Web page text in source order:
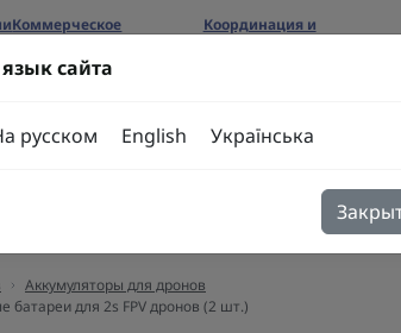
Коммерческое
Координация и
Аккумуляторы для дронов
батареи для 2s FPV дронов (2 шт.)
сайта
русском English Українська